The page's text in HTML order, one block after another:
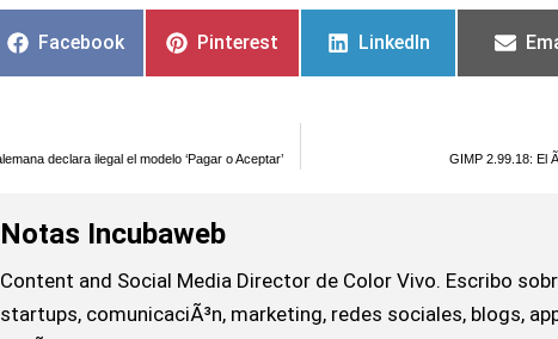
Facebook Pinterest LinkedIn
declara ilegal el modelo ‘Pagar o Aceptar’ GIMP 2.99.18: El
Notas Incubaweb
Content and Social Media Director de Color Vivo. Escribo
startups, comunicaciÃ³n, marketing, redes sociales, blogs,